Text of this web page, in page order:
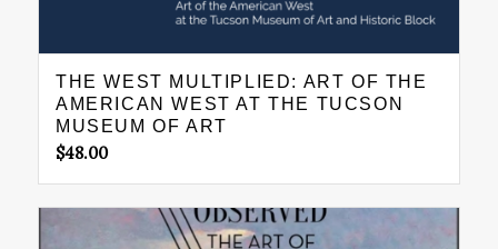
THE WEST MULTIPLIED: ART OF THE
AMERICAN WEST AT THE TUCSON
MUSEUM OF ART
$48.00